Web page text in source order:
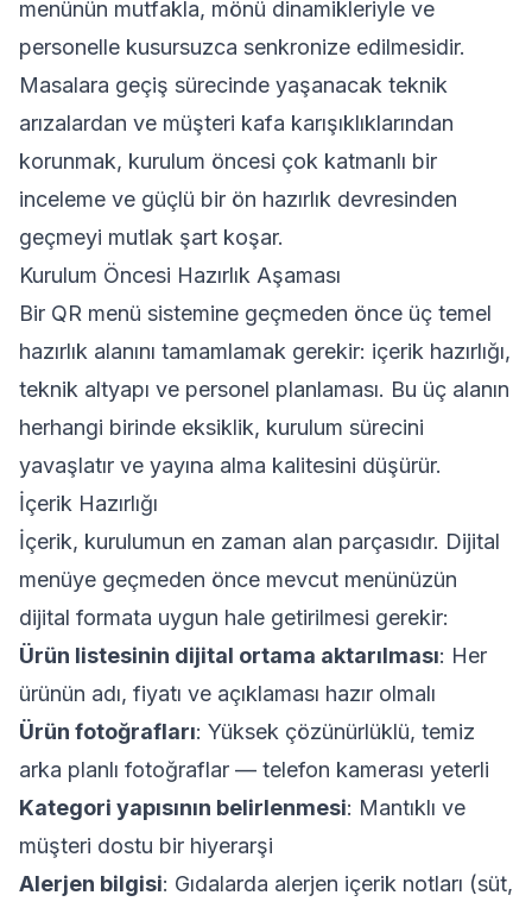
menünün mutfakla, mönü dinamikleriyle ve
personelle kusursuzca senkronize edilmesidir.
Masalara geçiş sürecinde yaşanacak teknik
arızalardan ve müşteri kafa karışıklıklarından
korunmak, kurulum öncesi çok katmanlı bir
inceleme ve güçlü bir ön hazırlık devresinden
geçmeyi mutlak şart koşar.
Kurulum Öncesi Hazırlık Aşaması
Bir QR menü sistemine geçmeden önce üç temel
hazırlık alanını tamamlamak gerekir: içerik hazırlığı,
teknik altyapı ve personel planlaması. Bu üç alanın
herhangi birinde eksiklik, kurulum sürecini
yavaşlatır ve yayına alma kalitesini düşürür.
İçerik Hazırlığı
İçerik, kurulumun en zaman alan parçasıdır. Dijital
menüye geçmeden önce mevcut menünüzün
dijital formata uygun hale getirilmesi gerekir:
Ürün listesinin dijital ortama aktarılması: Her
ürünün adı, fiyatı ve açıklaması hazır olmalı
Ürün fotoğrafları: Yüksek çözünürlüklü, temiz
arka planlı fotoğraflar — telefon kamerası yeterli
Kategori yapısının belirlenmesi: Mantıklı ve
müşteri dostu bir hiyerarşi
Alerjen bilgisi: Gıdalarda alerjen içerik notları (süt,